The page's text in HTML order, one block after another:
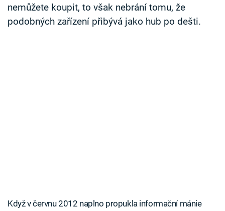
Sledujte nás
nemůžete koupit, to však nebrání tomu, že
podobných zařízení přibývá jako hub po dešti.
Když v červnu 2012 naplno propukla informační mánie